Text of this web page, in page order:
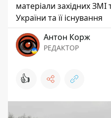
матеріали західних
України та її існування
Антон Корж
РЕДАКТОР
👍